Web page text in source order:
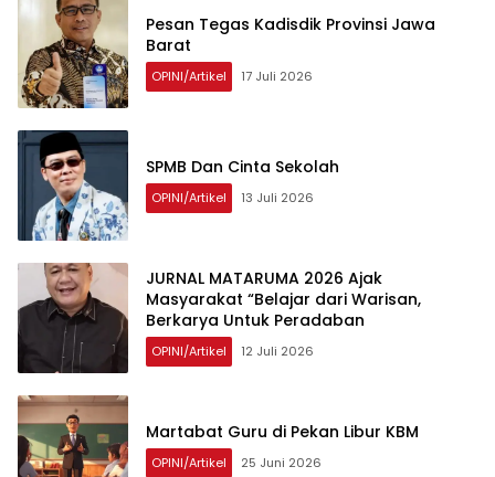
Pesan Tegas Kadisdik Provinsi Jawa
Barat
OPINI/Artikel 17 Juli 2026
SPMB Dan Cinta Sekolah
OPINI/Artikel 13 Juli 2026
JURNAL MATARUMA 2026 Ajak
Masyarakat “Belajar dari Warisan,
Berkarya Untuk Peradaban
OPINI/Artikel 12 Juli 2026
Martabat Guru di Pekan Libur KBM
OPINI/Artikel 25 Juni 2026